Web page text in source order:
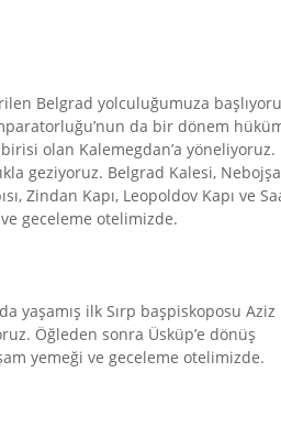
Belgrad yolculuğumuza
da bir dönem
olan Kalemegdan’a yöneliyoruz.
geziyoruz. Belgrad Kalesi, Nebojşa
Zindan Kapı, Leopoldov Kapı ve
geceleme otelimizde.
yaşamış ilk Sırp başpiskoposu Aziz
Öğleden sonra Üsküp’e dönüş
yemeği ve geceleme otelimizde.